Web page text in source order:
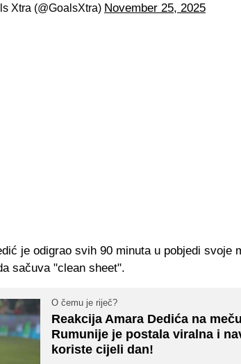
Xtra (@GoalsXtra) November 25, 2025
je odigrao svih 90 minuta u pobjedi svoje
sačuva "clean sheet".
O čemu je riječ?
Reakcija Amara Dedića na
Rumunije je postala viralna i
koriste cijeli dan!